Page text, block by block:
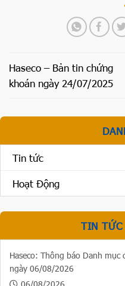
Haseco – Bản tin chứng
khoán ngày 24/07/2025
Tin tức
Hoạt Động
TIN
Haseco: Thông báo Danh
ngày 06/08/2026